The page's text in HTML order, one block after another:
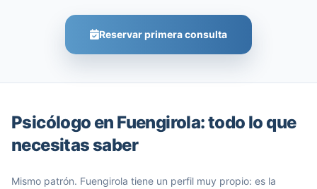
Reservar primera consulta
Psicólogo en Fuengirola: todo lo que
necesitas saber
Mismo patrón. Fuengirola tiene un perfil muy propio: es la